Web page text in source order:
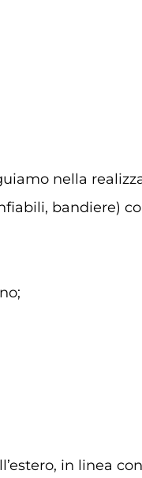
nella
bandiere)
in linea